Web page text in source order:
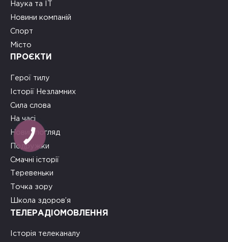
Наука та ІТ
Новини компаній
Спорт
Місто
ПРОЄКТИ
Герої тилу
Історії Незламних
Сила слова
На часі
Новий погляд
Подружки
Смачні історії
Теревеньки
Точка зору
Школа здоров’я
ТЕЛЕРАДІОМОВЛЕННЯ
Історія телеканалу
КНОПКА
ЗВ'ЯЗКУ